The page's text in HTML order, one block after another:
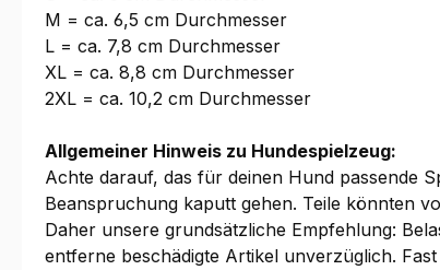
M = ca. 6,5 cm Durchmesser
L = ca. 7,8 cm Durchmesser
XL = ca. 8,8 cm Durchmesser
2XL = ca. 10,2 cm Durchmesser
Allgemeiner Hinweis zu Hundespielzeug:
Achte darauf, das für deinen Hund passende
Beanspruchung kaputt gehen. Teile könnten
Daher unsere grundsätzliche Empfehlung:
entferne beschädigte Artikel unverzüglich.